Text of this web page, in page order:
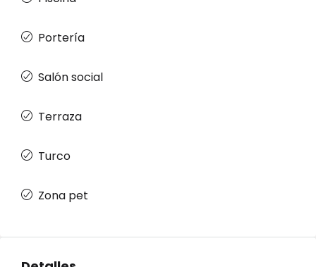
Portería
Salón social
Terraza
Turco
Zona pet